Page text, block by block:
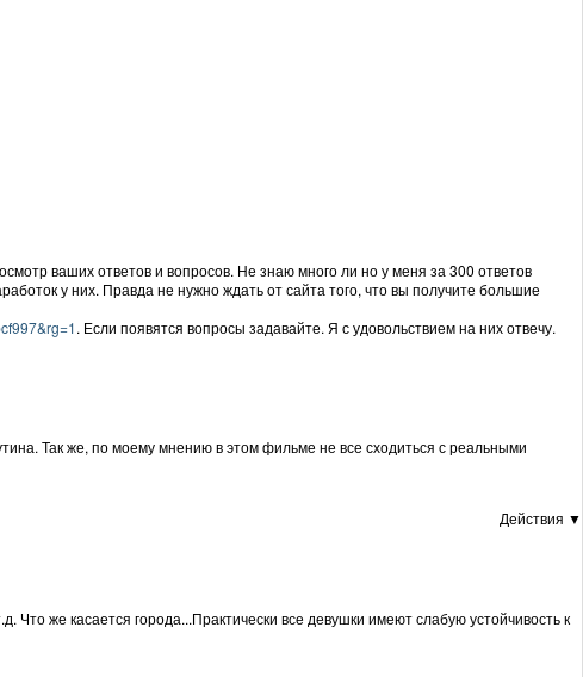
ваших ответов и вопросов. Не знаю много ли но у меня за 300 ответов
у них. Правда не нужно ждать от сайта того, что вы получите большие
. Если появятся вопросы задавайте. Я с удовольствием на них отвечу.
Так же, по моему мнению в этом фильме не все сходиться с реальными
Действия ▼
же касается города...Практически все девушки имеют слабую устойчивость к